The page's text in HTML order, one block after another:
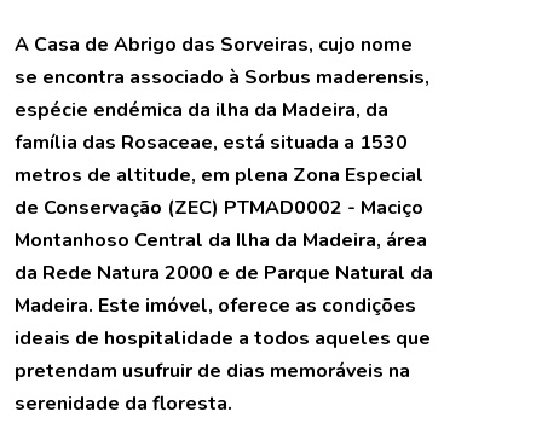
A Casa de Abrigo das Sorveiras, cujo nome
se encontra associado à Sorbus maderensis,
espécie endémica da ilha da Madeira, da
família das Rosaceae, está situada a 1530
metros de altitude, em plena Zona Especial
de Conservação (ZEC) PTMAD0002 - Maciço
Montanhoso Central da Ilha da Madeira, área
da Rede Natura 2000 e de Parque Natural da
Madeira. Este imóvel, oferece as condições
ideais de hospitalidade a todos aqueles que
pretendam usufruir de dias memoráveis na
serenidade da floresta.